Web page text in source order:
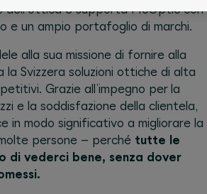
dell’ottica e supporta McOptic con
e un ampio portafoglio di marchi.
alla sua missione di fornire alla
Svizzera soluzioni ottiche di alta
Grazie all’impegno per la
e la soddisfazione della clientela,
in modo significativo a migliorare la
persone – perché tutte le
di vederci bene, senza dover